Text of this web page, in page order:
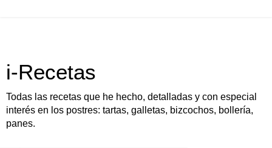
i-Recetas
Todas las recetas que he hecho, detalladas y con especial
interés en los postres: tartas, galletas, bizcochos, bollería,
panes.